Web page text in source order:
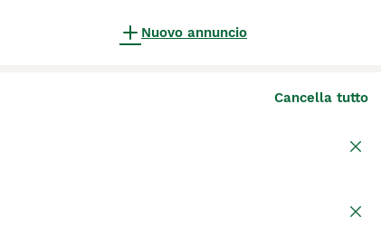
Nuovo annuncio
Cancella tutto